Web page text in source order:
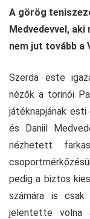
A görög
Medvedevvel,
nem jut tovább a
Szerda este
nézők a torinói
játéknapjának
és Daniil
nézhetett
pedig a biztos
számára is
jelentette volna